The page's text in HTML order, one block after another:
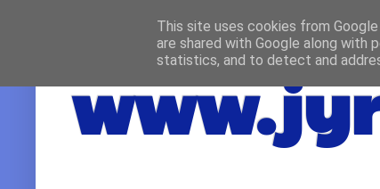
This site uses cookies from
are shared with Google along with
statistics, and to detect and